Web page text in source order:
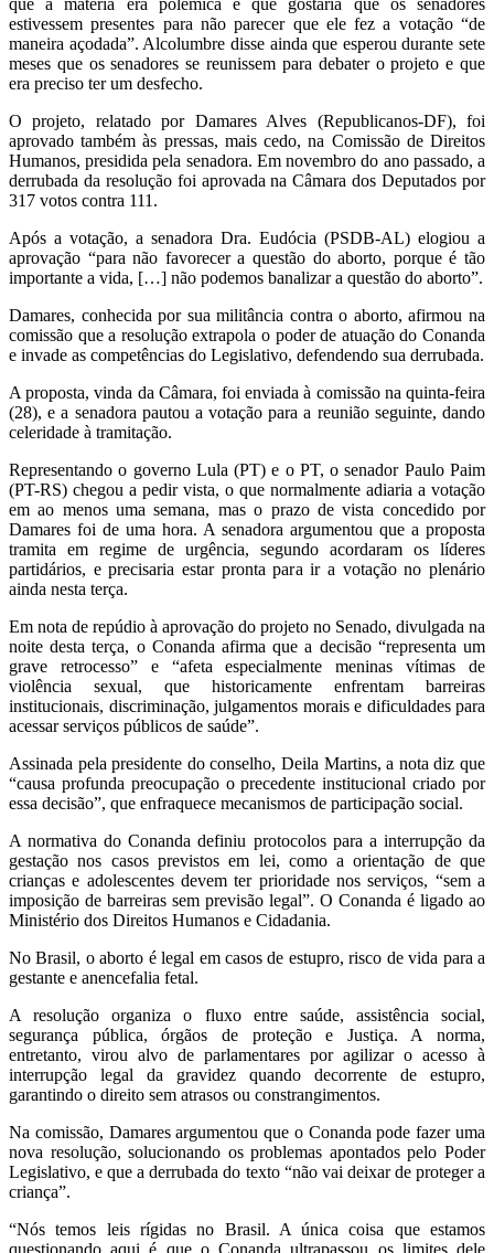
estivessem presentes para não parecer que ele fez a votação “de
maneira açodada”. Alcolumbre disse ainda que esperou durante sete
meses que os senadores se reunissem para debater o projeto e que
era preciso ter um desfecho.
O projeto, relatado por Damares Alves (Republicanos-DF), foi
aprovado também às pressas, mais cedo, na Comissão de Direitos
Humanos, presidida pela senadora. Em novembro do ano passado, a
derrubada da resolução foi aprovada na Câmara dos Deputados por
317 votos contra 111.
Após a votação, a senadora Dra. Eudócia (PSDB-AL) elogiou a
aprovação “para não favorecer a questão do aborto, porque é tão
importante a vida, […] não podemos banalizar a questão do aborto”.
Damares, conhecida por sua militância contra o aborto, afirmou na
comissão que a resolução extrapola o poder de atuação do Conanda
e invade as competências do Legislativo, defendendo sua derrubada.
A proposta, vinda da Câmara, foi enviada à comissão na quinta-feira
(28), e a senadora pautou a votação para a reunião seguinte, dando
celeridade à tramitação.
Representando o governo Lula (PT) e o PT, o senador Paulo Paim
(PT-RS) chegou a pedir vista, o que normalmente adiaria a votação
em ao menos uma semana, mas o prazo de vista concedido por
Damares foi de uma hora. A senadora argumentou que a proposta
tramita em regime de urgência, segundo acordaram os líderes
partidários, e precisaria estar pronta para ir a votação no plenário
ainda nesta terça.
Em nota de repúdio à aprovação do projeto no Senado, divulgada na
noite desta terça, o Conanda afirma que a decisão “representa um
grave retrocesso” e “afeta especialmente meninas vítimas de
violência sexual, que historicamente enfrentam barreiras
institucionais, discriminação, julgamentos morais e dificuldades para
acessar serviços públicos de saúde”.
Assinada pela presidente do conselho, Deila Martins, a nota diz que
“causa profunda preocupação o precedente institucional criado por
essa decisão”, que enfraquece mecanismos de participação social.
A normativa do Conanda definiu protocolos para a interrupção da
gestação nos casos previstos em lei, como a orientação de que
crianças e adolescentes devem ter prioridade nos serviços, “sem a
imposição de barreiras sem previsão legal”. O Conanda é ligado ao
Ministério dos Direitos Humanos e Cidadania.
No Brasil, o aborto é legal em casos de estupro, risco de vida para a
gestante e anencefalia fetal.
A resolução organiza o fluxo entre saúde, assistência social,
segurança pública, órgãos de proteção e Justiça. A norma,
entretanto, virou alvo de parlamentares por agilizar o acesso à
interrupção legal da gravidez quando decorrente de estupro,
garantindo o direito sem atrasos ou constrangimentos.
Na comissão, Damares argumentou que o Conanda pode fazer uma
nova resolução, solucionando os problemas apontados pelo Poder
Legislativo, e que a derrubada do texto “não vai deixar de proteger a
criança”.
“Nós temos leis rígidas no Brasil. A única coisa que estamos
questionando aqui é que o Conanda ultrapassou os limites dele